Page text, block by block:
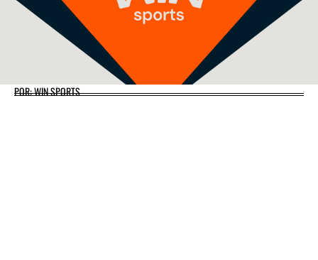
POR: WIN SPORTS